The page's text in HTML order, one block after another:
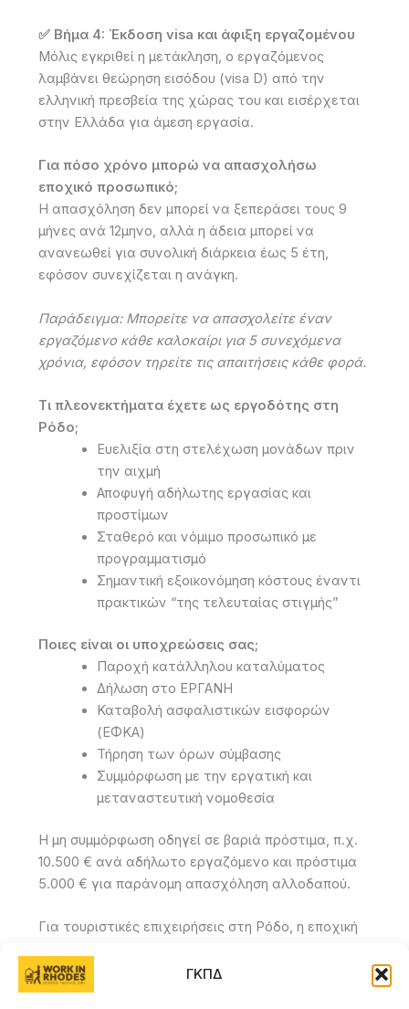
ΓΚΠΔ
✅ Βήμα 4: Έκδοση visa και άφιξη εργαζομένου
Μόλις εγκριθεί η μετάκληση, ο εργαζόμενος
λαμβάνει θεώρηση εισόδου (visa D) από την
ελληνική πρεσβεία της χώρας του και εισέρχεται
στην Ελλάδα για άμεση εργασία.
Για πόσο χρόνο μπορώ να απασχολήσω
εποχικό προσωπικό;
Η απασχόληση δεν μπορεί να ξεπεράσει τους 9
μήνες ανά 12μηνο, αλλά η άδεια μπορεί να
ανανεωθεί για συνολική διάρκεια έως 5 έτη,
εφόσον συνεχίζεται η ανάγκη.
Παράδειγμα: Μπορείτε να απασχολείτε έναν
εργαζόμενο κάθε καλοκαίρι για 5 συνεχόμενα
χρόνια, εφόσον τηρείτε τις απαιτήσεις κάθε φορά.
Τι πλεονεκτήματα έχετε ως εργοδότης στη
Ρόδο;
Ευελιξία στη στελέχωση μονάδων πριν
την αιχμή
Αποφυγή αδήλωτης εργασίας και
προστίμων
Σταθερό και νόμιμο προσωπικό με
προγραμματισμό
Σημαντική εξοικονόμηση κόστους έναντι
πρακτικών “της τελευταίας στιγμής”
Ποιες είναι οι υποχρεώσεις σας;
Παροχή κατάλληλου καταλύματος
Δήλωση στο ΕΡΓΑΝΗ
Καταβολή ασφαλιστικών εισφορών
(ΕΦΚΑ)
Τήρηση των όρων σύμβασης
Συμμόρφωση με την εργατική και
μεταναστευτική νομοθεσία
Η μη συμμόρφωση οδηγεί σε βαριά πρόστιμα, π.χ.
10.500 € ανά αδήλωτο εργαζόμενο και πρόστιμα
5.000 € για παράνομη απασχόληση αλλοδαπού.
Για τουριστικές επιχειρήσεις στη Ρόδο, η εποχική
είναι απλώς επιλογή – είναι αναγκαιότητα. Η
σωστή προετοιμασία, η τήρηση των βημάτων και η